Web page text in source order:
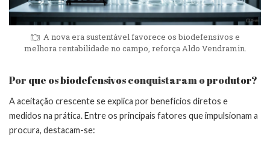
A nova era sustentável favorece os biodefensivos e
melhora rentabilidade no campo, reforça Aldo Vendramin.
Por que os biodefensivos conquistaram o produtor?
A aceitação crescente se explica por benefícios diretos e
medidos na prática. Entre os principais fatores que impulsionam a
procura, destacam-se: